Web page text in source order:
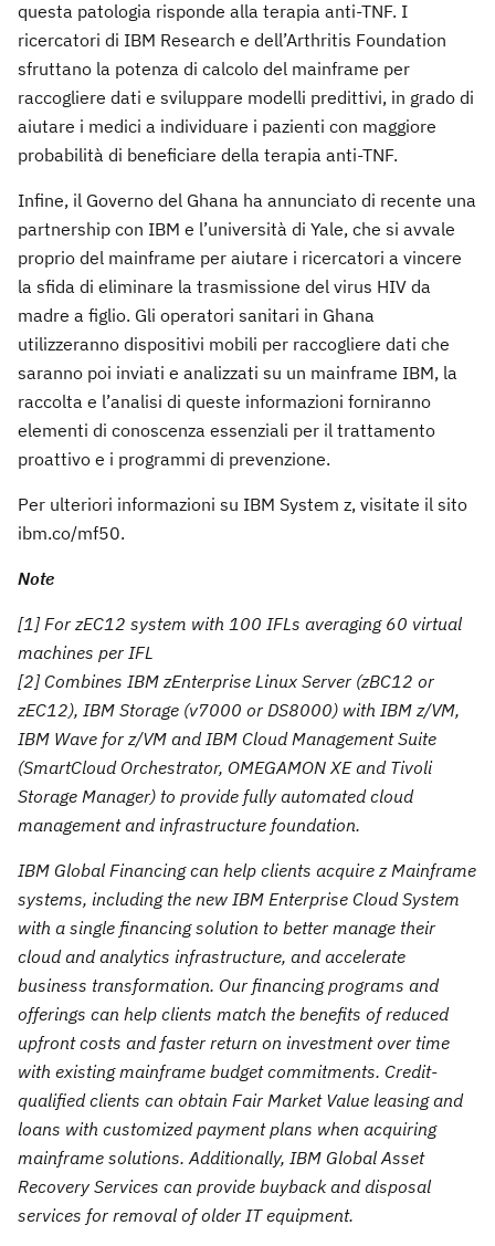
questa patologia risponde alla terapia anti-TNF. I
ricercatori di IBM Research e dell’Arthritis Foundation
sfruttano la potenza di calcolo del mainframe per
raccogliere dati e sviluppare modelli predittivi, in grado di
aiutare i medici a individuare i pazienti con maggiore
probabilità di beneficiare della terapia anti-TNF.
Infine, il Governo del Ghana ha annunciato di recente una
partnership con IBM e l’università di Yale, che si avvale
proprio del mainframe per aiutare i ricercatori a vincere
la sfida di eliminare la trasmissione del virus HIV da
madre a figlio. Gli operatori sanitari in Ghana
utilizzeranno dispositivi mobili per raccogliere dati che
saranno poi inviati e analizzati su un mainframe IBM, la
raccolta e l’analisi di queste informazioni forniranno
elementi di conoscenza essenziali per il trattamento
proattivo e i programmi di prevenzione.
Per ulteriori informazioni su IBM System z, visitate il sito
ibm.co/mf50.
Note
[1] For zEC12 system with 100 IFLs averaging 60 virtual
machines per IFL
[2] Combines IBM zEnterprise Linux Server (zBC12 or
zEC12), IBM Storage (v7000 or DS8000) with IBM z/VM,
IBM Wave for z/VM and IBM Cloud Management Suite
(SmartCloud Orchestrator, OMEGAMON XE and Tivoli
Storage Manager) to provide fully automated cloud
management and infrastructure foundation.
IBM Global Financing can help clients acquire z Mainframe
systems, including the new IBM Enterprise Cloud System
with a single financing solution to better manage their
cloud and analytics infrastructure, and accelerate
business transformation. Our financing programs and
offerings can help clients match the benefits of reduced
upfront costs and faster return on investment over time
with existing mainframe budget commitments. Credit-
qualified clients can obtain Fair Market Value leasing and
loans with customized payment plans when acquiring
mainframe solutions. Additionally, IBM Global Asset
Recovery Services can provide buyback and disposal
services for removal of older IT equipment.